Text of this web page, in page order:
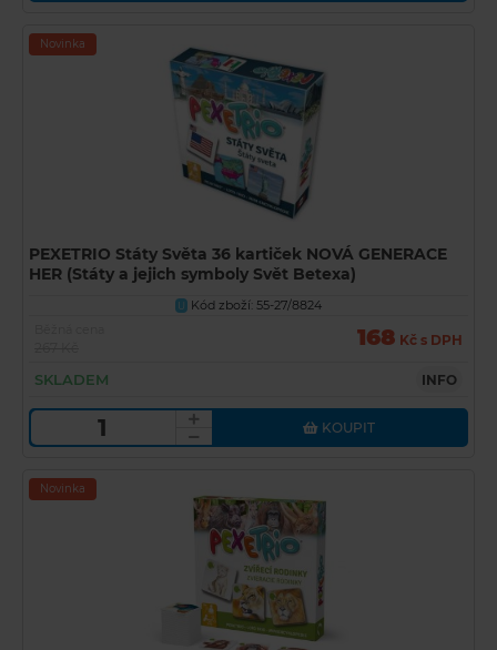
Novinka
PEXETRIO Státy Světa 36 kartiček NOVÁ GENERACE
HER (Státy a jejich symboly Svět Betexa)
U
Kód zboží: 55-27/8824
168 Kč s DPH
SKLADEM INFO
KOUPIT
Novinka